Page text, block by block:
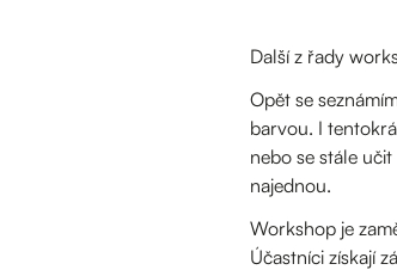
Další z řady
Opět se
barvou. I
nebo se stále
najednou.
Workshop je
Účastníci získají